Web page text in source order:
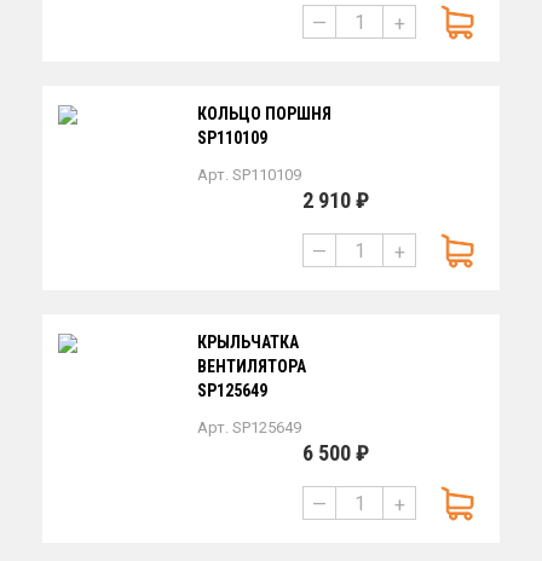
— +
КОЛЬЦО ПОРШНЯ
SP110109
Арт. SP110109
2 910 ₽
— +
КРЫЛЬЧАТКА
ВЕНТИЛЯТОРА
SP125649
Арт. SP125649
6 500 ₽
— +